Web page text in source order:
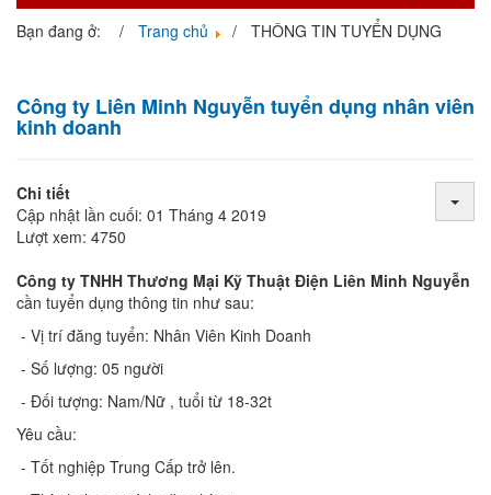
Bạn đang ở: Trang chủ THÔNG TIN TUYỂN DỤNG
Công ty Liên Minh Nguyễn tuyển dụng nhân viên
kinh doanh
Chi tiết
Cập nhật lần cuối: 01 Tháng 4 2019
Lượt xem: 4750
Công ty TNHH Thương Mại Kỹ Thuật Điện Liên Minh Nguyễn
cần tuyển dụng thông tin như sau:
- Vị trí đăng tuyển: Nhân Viên Kinh Doanh
- Số lượng: 05 người
- Đối tượng: Nam/Nữ , tuổi từ 18-32t
Yêu cầu:
- Tốt nghiệp Trung Cấp trở lên.